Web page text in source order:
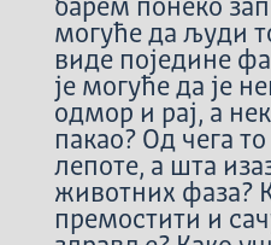
барем понеко
могуће да људи
виде поједине
је могуће да је
одмор и рај, а
пакао? Од чега
лепоте, а шта
животних фаза?
премостити и